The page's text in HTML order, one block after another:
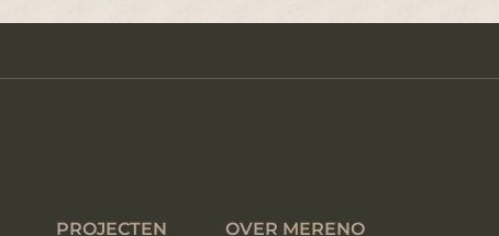
PROJECTEN OVER MERENO